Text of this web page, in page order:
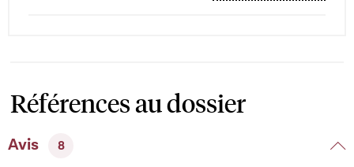
Références au dossier
Avis 8